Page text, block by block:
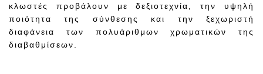
κλωστές προβάλουν με δεξιοτεχνία, την υψηλή
ποιότητα της σύνθεσης και την ξεχωριστή
διαφάνεια των πολυάριθμων χρωματικών της
διαβαθμίσεων.